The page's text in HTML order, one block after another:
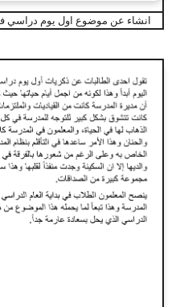
انشاء عن موضوع اول يوم دراسي